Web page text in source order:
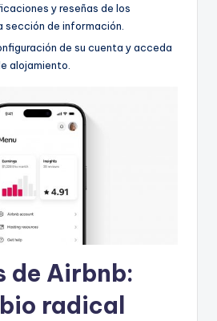
y reseñas de los
sección de información.
de su cuenta y acceda
alojamiento.
de Airbnb:
radical